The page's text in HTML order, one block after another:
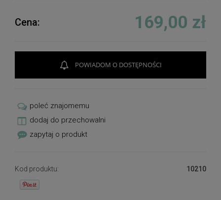
Cena: 169,00 zł
POWIADOM O DOSTĘPNOŚCI
poleć znajomemu
dodaj do przechowalni
zapytaj o produkt
Kod produktu: 10210